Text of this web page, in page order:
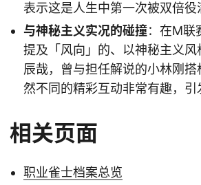
表示这是人生中第一次被双倍役
与神秘主义实况的碰撞：在M联
提及「风向」的、以神秘主义
辰哉，曾与担任解说的小林刚
然不同的精彩互动非常有趣，引
相关页面
职业雀士档案总览